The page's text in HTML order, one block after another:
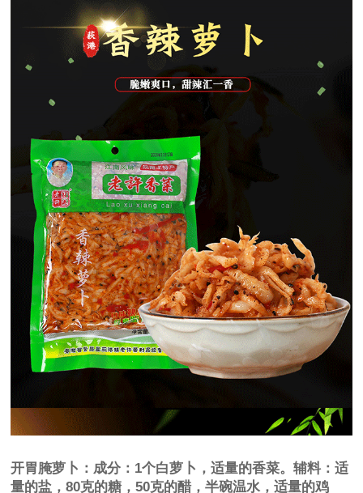
开胃腌萝卜：成分：1个白萝卜，适量的香菜。辅料：适
量的盐，80克的糖，50克的醋，半碗温水，适量的鸡